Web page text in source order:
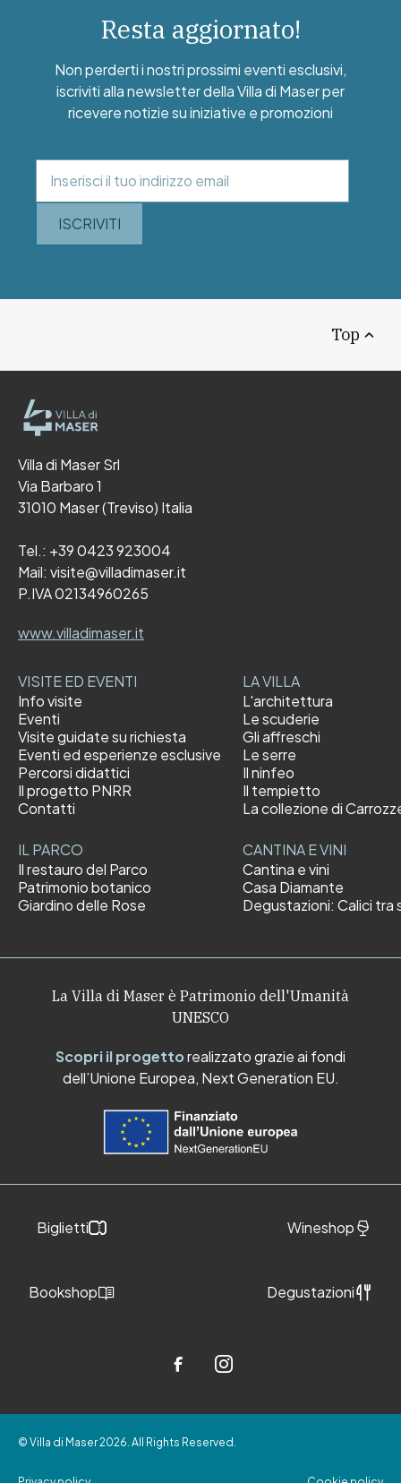
Resta aggiornato!
Non perderti i nostri prossimi eventi esclusivi,
iscriviti alla newsletter della Villa di Maser per
ricevere notizie su iniziative e promozioni
ISCRIVITI
Top
Villa di Maser Srl
Via Barbaro 1
31010 Maser (Treviso) Italia
Tel.: +39 0423 923004
Mail: visite@villadimaser.it
P.IVA 02134960265
www.villadimaser.it
VISITE ED EVENTI
Info visite
Eventi
Visite guidate su richiesta
Eventi ed esperienze esclusive
Percorsi didattici
Il progetto PNRR
Contatti
LA VILLA
L'architettura
Le scuderie
Gli affreschi
Le serre
Il ninfeo
Il tempietto
La collezione di
IL PARCO
Il restauro del Parco
Patrimonio botanico
Giardino delle Rose
CANTINA E VINI
Cantina e vini
Casa Diamante
Degustazioni: Calici tra
La Villa di Maser è Patrimonio dell'Umanità
UNESCO
Scopri il progettorealizzato grazie ai fondi
dell’Unione Europea, Next Generation EU.
Biglietti Wineshop
Bookshop Degustazioni
© Villa di Maser 2026. All Rights Reserved.